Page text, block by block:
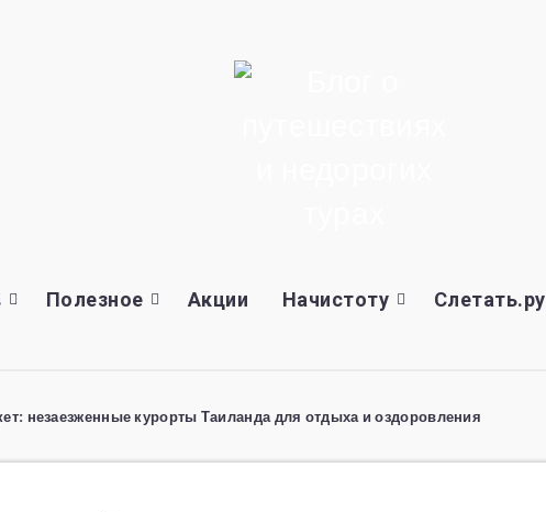
Полезное Акции Начистоту Слетать.ру
незаезженные курорты Таиланда для отдыха и оздоровления